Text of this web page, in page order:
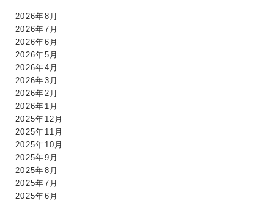
2026年8月
2026年7月
2026年6月
2026年5月
2026年4月
2026年3月
2026年2月
2026年1月
2025年12月
2025年11月
2025年10月
2025年9月
2025年8月
2025年7月
2025年6月